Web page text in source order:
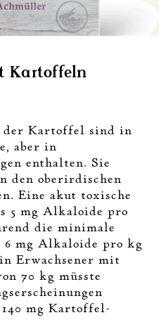
Kartoffeln
Kartoffel sind in
aber in
enthalten. Sie
den oberirdischen
Eine akut toxische
5 mg Alkaloide pro
die minimale
6 mg Alkaloide pro kg
Erwachsener mit
70 kg müsste
mg Kartoffel-